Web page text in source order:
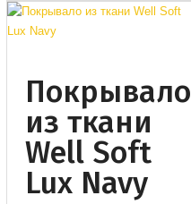
Покрывало
из ткани
Well Soft
Lux Navy